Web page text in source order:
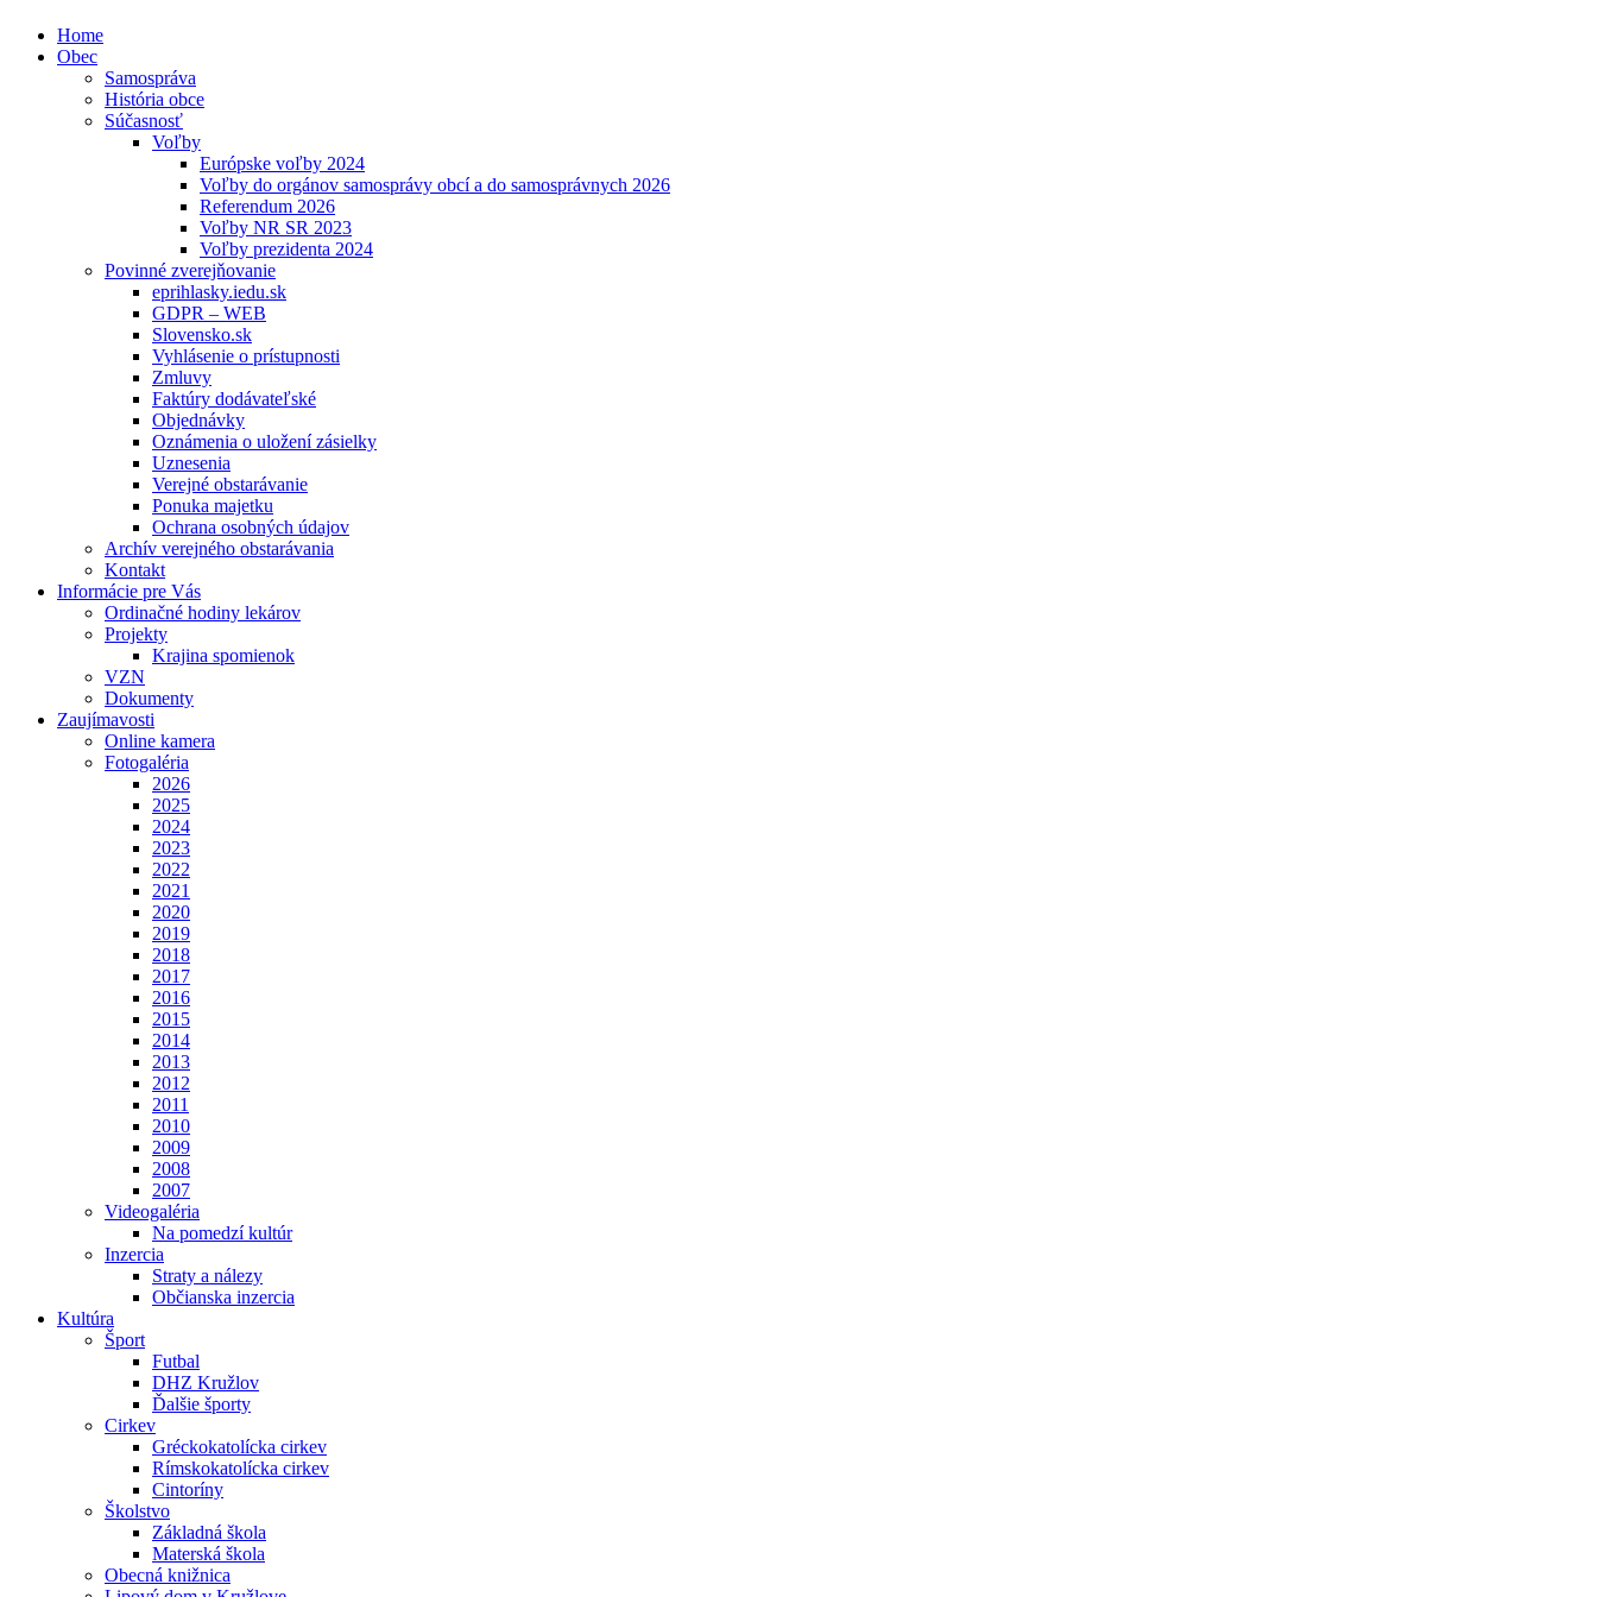
Home
Obec
Samospráva
História obce
Súčasnosť
Voľby
Európske voľby 2024
Voľby do orgánov samosprávy obcí a do samosprávnych 2026
Referendum 2026
Voľby NR SR 2023
Voľby prezidenta 2024
Povinné zverejňovanie
eprihlasky.iedu.sk
GDPR – WEB
Slovensko.sk
Vyhlásenie o prístupnosti
Zmluvy
Faktúry dodávateľské
Objednávky
Oznámenia o uložení zásielky
Uznesenia
Verejné obstarávanie
Ponuka majetku
Ochrana osobných údajov
Archív verejného obstarávania
Kontakt
Informácie pre Vás
Ordinačné hodiny lekárov
Projekty
Krajina spomienok
VZN
Dokumenty
Zaujímavosti
Online kamera
Fotogaléria
2026
2025
2024
2023
2022
2021
2020
2019
2018
2017
2016
2015
2014
2013
2012
2011
2010
2009
2008
2007
Videogaléria
Na pomedzí kultúr
Inzercia
Straty a nálezy
Občianska inzercia
Kultúra
Šport
Futbal
DHZ Kružlov
Ďalšie športy
Cirkev
Gréckokatolícka cirkev
Rímskokatolícka cirkev
Cintoríny
Školstvo
Základná škola
Materská škola
Obecná knižnica